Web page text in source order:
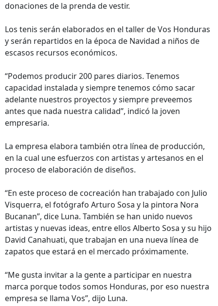
donaciones de la prenda de vestir.
Los tenis serán elaborados en el taller de Vos Honduras
y serán repartidos en la época de Navidad a niños de
escasos recursos económicos.
“Podemos producir 200 pares diarios. Tenemos
capacidad instalada y siempre tenemos cómo sacar
adelante nuestros proyectos y siempre preveemos
antes que nada nuestra calidad”, indicó la joven
empresaria.
La empresa elabora también otra línea de producción,
en la cual une esfuerzos con artistas y artesanos en el
proceso de elaboración de diseños.
“En este proceso de cocreación han trabajado con Julio
Visquerra, el fotógrafo Arturo Sosa y la pintora Nora
Bucanan”, dice Luna. También se han unido nuevos
artistas y nuevas ideas, entre ellos Alberto Sosa y su hijo
David Canahuati, que trabajan en una nueva línea de
zapatos que estará en el mercado próximamente.
“Me gusta invitar a la gente a participar en nuestra
marca porque todos somos Honduras, por eso nuestra
empresa se llama Vos”, dijo Luna.